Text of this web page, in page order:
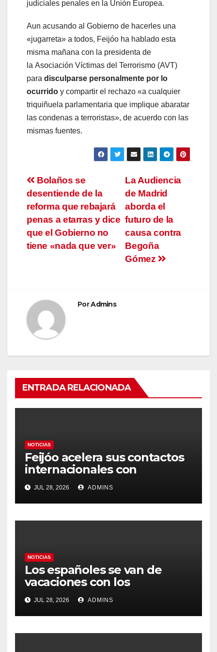
judiciales penales en la Unión Europea.
Aun acusando al Gobierno de hacerles una
«jugarreta» a todos, Feijóo ha hablado esta
misma mañana con la presidenta de
la Asociación Víctimas del Terrorismo (AVT)
para disculparse personalmente por lo
ocurrido y compartir el rechazo «a cualquier
triquiñuela parlamentaria que implique abaratar
las condenas a terroristas», de acuerdo con las
mismas fuentes.
Navegación
de
entradas
La Audiencia
de Madrid
aborda el
futuro de la
causa contra
Begoña
Gómez
Bolaños se
desentiende de la
reforma que rebajará
penas a etarras y dice
que el Gobierno no
tiene «nada que ver»
PorAdmins
ENTRADA RELACIONADA
NOTICIAS
Feijóo acelera sus contactos
internacionales con
Latinoamérica como socio
prioritario en su agenda de
gobierno
JUL 28, 2026 ADMINS
NOTICIAS
Los españoles se van de
vacaciones con los
carburantes hasta un 21%
más caros que el año pasado
y los hoteles disparados
JUL 28, 2026 ADMINS